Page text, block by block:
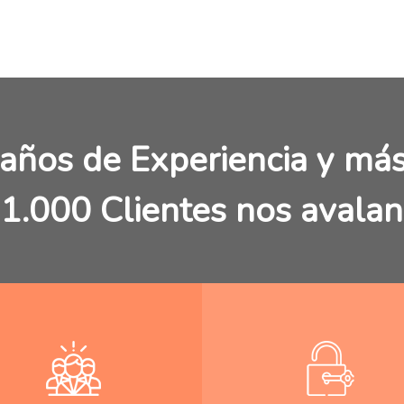
de Experiencia y
1.000 Clientes nos avalan